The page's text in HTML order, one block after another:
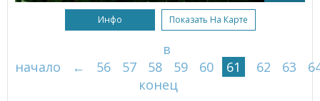
Инфо Показать На Карте
в
начало
← 56 57 58 59 60 61 62 63
конец